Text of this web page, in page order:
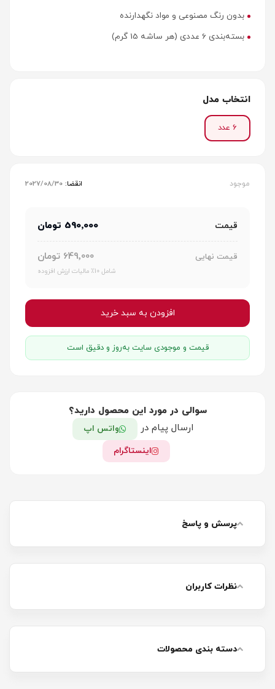
بدون رنگ مصنوعی و مواد نگهدارنده
بسته‌بندی 6 عددی (هر ساشه 15 گرم)
انتخاب مدل
6 عدد
موجود انقضا: 2027/08/30
قیمت 590٬000 تومان
قیمت نهایی 649٬000 تومان
شامل 10٪ مالیات ارزش افزوده
افزودن به سبد خرید
قیمت و موجودی سایت به‌روز و دقیق است
سوالی در مورد این محصول دارید؟
ارسال پیام در
واتس اپ
اینستاگرام
پرسش و پاسخ
نظرات کاربران
دسته بندی محصولات